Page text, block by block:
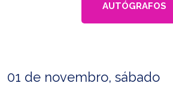
AUTÓGRAFOS
01 de novembro, sábado